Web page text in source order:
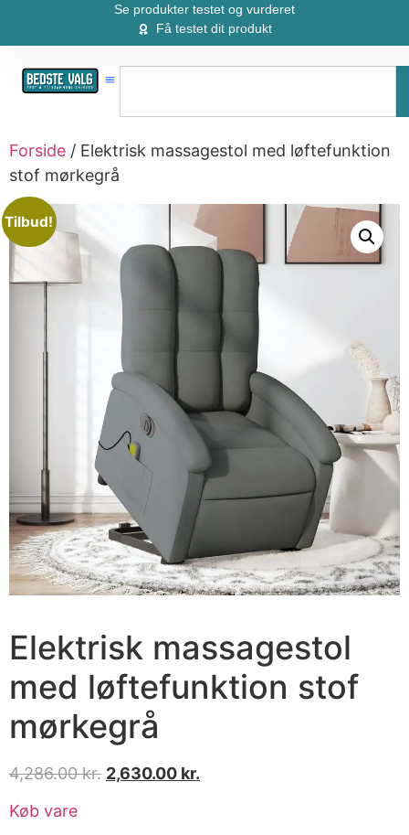
Se produkter testet og vurderet
Få testet dit produkt
Forside / Elektrisk massagestol med løftefunktion
stof mørkegrå
Tilbud!
Elektrisk massagestol
med løftefunktion stof
mørkegrå
4,286.00kr. 2,630.00 kr.
Køb vare